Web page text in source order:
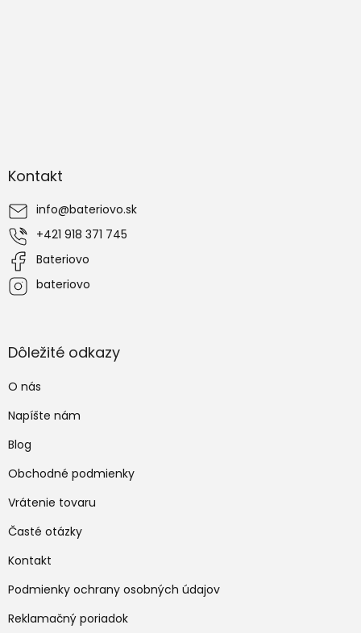
p
ä
Kontakt
info@bateriovo.sk
+421 918 371 745
Bateriovo
bateriovo
Dôležité odkazy
O nás
Napíšte nám
Blog
Obchodné podmienky
Vrátenie tovaru
Časté otázky
Kontakt
Podmienky ochrany osobných údajov
Reklamačný poriadok